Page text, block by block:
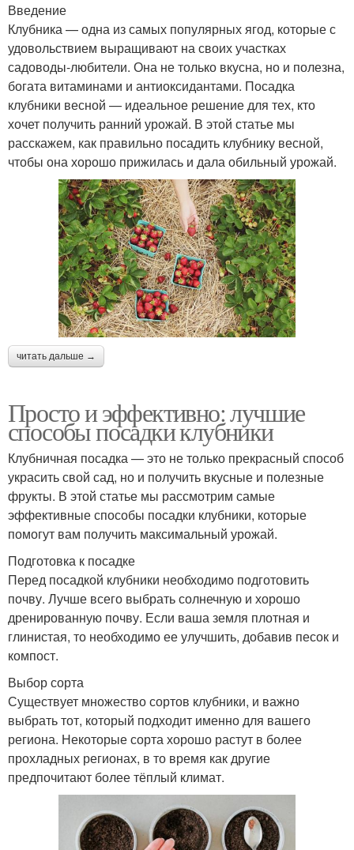
Введение
Клубника — одна из самых популярных ягод, которые с
удовольствием выращивают на своих участках
садоводы-любители. Она не только вкусна, но и полезна,
богата витаминами и антиоксидантами. Посадка
клубники весной — идеальное решение для тех, кто
хочет получить ранний урожай. В этой статье мы
расскажем, как правильно посадить клубнику весной,
чтобы она хорошо прижилась и дала обильный урожай.
читать дальше →
Просто и эффективно: лучшие
способы посадки клубники
Клубничная посадка — это не только прекрасный способ
украсить свой сад, но и получить вкусные и полезные
фрукты. В этой статье мы рассмотрим самые
эффективные способы посадки клубники, которые
помогут вам получить максимальный урожай.
Подготовка к посадке
Перед посадкой клубники необходимо подготовить
почву. Лучше всего выбрать солнечную и хорошо
дренированную почву. Если ваша земля плотная и
глинистая, то необходимо ее улучшить, добавив песок и
компост.
Выбор сорта
Существует множество сортов клубники, и важно
выбрать тот, который подходит именно для вашего
региона. Некоторые сорта хорошо растут в более
прохладных регионах, в то время как другие
предпочитают более тёплый климат.